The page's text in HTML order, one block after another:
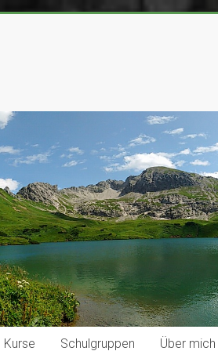
Kurse Schulgruppen Über mich